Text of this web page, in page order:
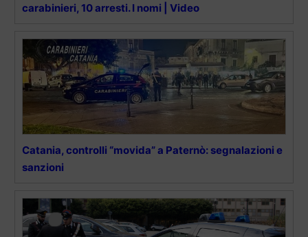
carabinieri, 10 arresti. I nomi | Video
Catania, controlli “movida” a Paternò: segnalazioni e
sanzioni